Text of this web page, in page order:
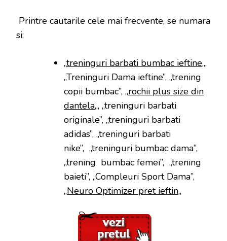
Printre cautarile cele mai frecvente, se numara
si:
„treninguri barbati bumbac ieftine„,
„Treninguri Dama ieftine”, „trening
copii bumbac”, „rochii plus size din
dantela„, „treninguri barbati
originale”, „treninguri barbati
adidas”, „treninguri barbati
nike”, „treninguri bumbac dama”,
„trening bumbac femei”, „trening
baieti”, „Compleuri Sport Dama”,
„Neuro Optimizer pret ieftin„